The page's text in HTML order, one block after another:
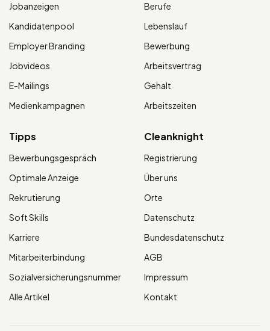
Jobanzeigen
Kandidatenpool
Employer Branding
Jobvideos
E-Mailings
Medienkampagnen
Berufe
Lebenslauf
Bewerbung
Arbeitsvertrag
Gehalt
Arbeitszeiten
Tipps
Bewerbungsgespräch
Optimale Anzeige
Rekrutierung
Soft Skills
Karriere
Mitarbeiterbindung
Sozialversicherungsnummer
Alle Artikel
Cleanknight
Registrierung
Über uns
Orte
Datenschutz
Bundesdatenschutz
AGB
Impressum
Kontakt